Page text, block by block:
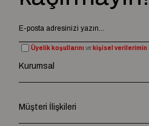
Üyelik koşullarını ve kişisel verilerimin
Kurumsal
Müşteri İlişkileri